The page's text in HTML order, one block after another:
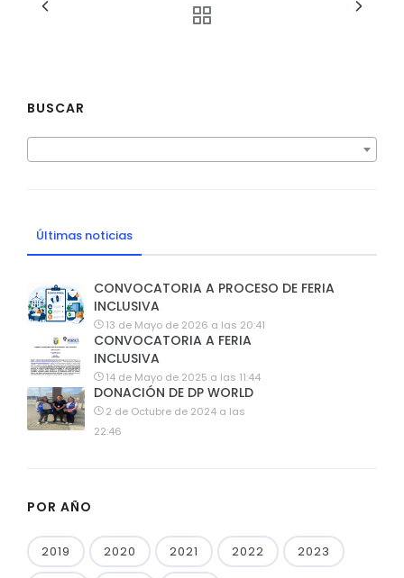
BUSCAR
Últimas noticias
CONVOCATORIA A PROCESO DE FERIA
INCLUSIVA
13 de Mayo de 2026 a las 20:41
CONVOCATORIA A FERIA
INCLUSIVA
14 de Mayo de 2025 a las 11:44
DONACIÓN DE DP WORLD
2 de Octubre de 2024 a las
22:46
POR AÑO
2019 2020 2021 2022 2023